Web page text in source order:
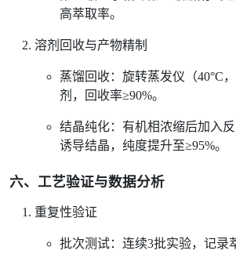
高萃取率。
溶剂回收与产物精制
蒸馏回收：旋转蒸发仪（40°C
剂，回收率≥90%。
结晶纯化：有机相浓缩后加入
诱导结晶，纯度提升至≥95%。
六、工艺验证与数据分析
重复性验证
批次测试：连续3批实验，记录